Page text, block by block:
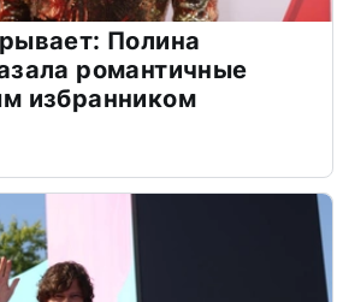
Полина
романтичные
избранником